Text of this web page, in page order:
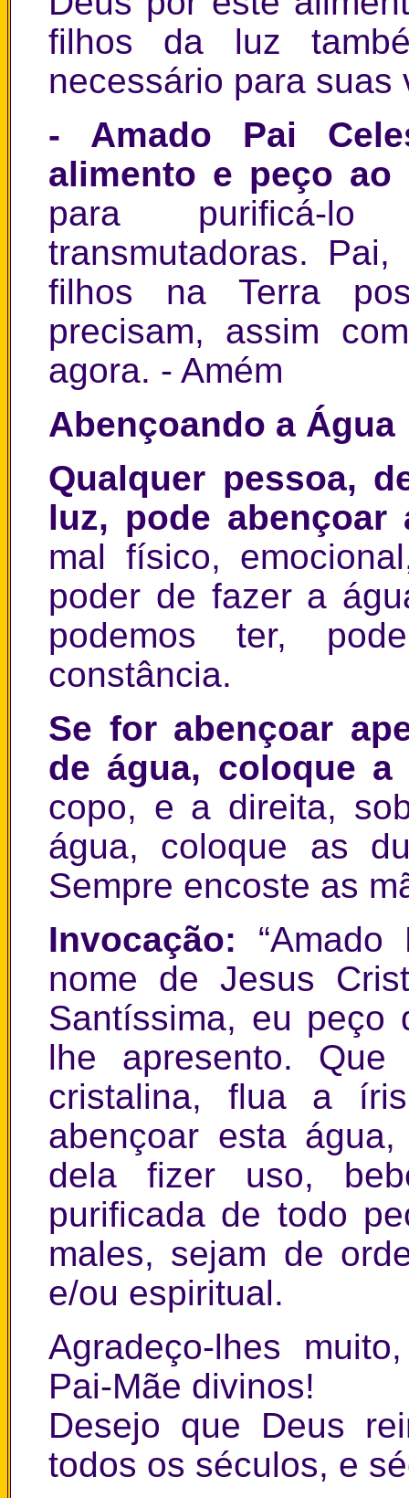
filhos da luz
necessário para suas
- Amado Pai
alimento e peço ao
para purificá-
transmutadoras.
filhos na Terra
precisam, assim
agora. - Amém
Abençoando a Água
Qualquer pessoa,
luz, pode
mal físico,
poder de fazer a
podemos ter,
constância.
Se for abençoar
de água, coloque
copo, e a direita,
água, coloque as
Sempre encoste as
Invocação:
nome de Jesus
Santíssima, eu peço
lhe apresento.
cristalina, flua a
abençoar esta
dela fizer uso,
purificada de todo
males, sejam de
e/ou espiritual.
Agradeço-lhes
Pai-Mãe divinos!
Desejo que Deus
todos os séculos, e